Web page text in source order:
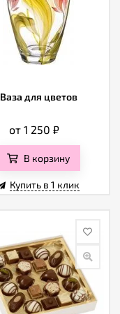
Ваза для цветов
от 1 250₽
В корзину
Купить в 1 клик